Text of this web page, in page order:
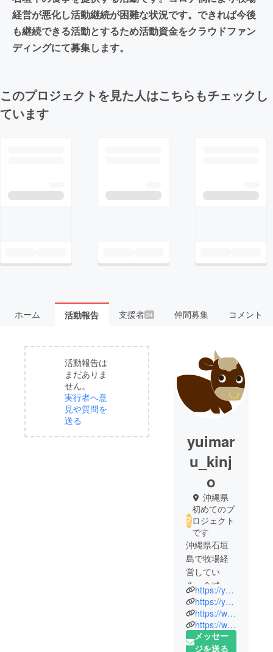
経営が悪化し活動継続が困難な状況です。できれば今後
も継続できる活動とするため活動資金をクラウドファン
ディングにて募集します。
このプロジェクトを見た人はこちらもチェックし
ています
ホーム 活動報告 支援者 24 仲間募集 コメント
活動報告は
まだありま
せん。
実行者へ意
見や質問を
送る
yuimar
u_kinj
o
沖縄県
初めてのプ
ロジェクト
です
沖縄県石垣
島で牧場経
営してい
る、金城 利
憲です。
私の店舗で
提供してい
る石垣牛は
https://yakiniku-kinjo.com/yuimarlfarm/
https://yakiniku-kinjo.com
https://www.tnc.co.jp/takumi/first/list/t_kinjo.php
https://www.facebook.com/yuimarlfarm/
メッセー
ジを送る